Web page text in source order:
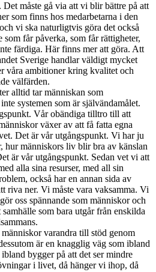
måste gå via att vi blir bättre på att
som finns hos medarbetarna i den
vi ska naturligtvis göra det också
som får påverka, som får rättigheter,
färdiga. Här finns mer att göra. Att
Sverige handlar väldigt mycket
våra ambitioner kring kvalitet och
välfärden.
alltid tar människan som
systemen som är självändamålet.
Vår obändiga tilltro till att
växer av att få fatta egna
Det är vår utgångspunkt. Vi har ju
hur människors liv blir bra av känslan
är vår utgångspunkt. Sedan vet vi att
alla sina resurser, med all sin
också har en annan sida av
riva ner. Vi måste vara vaksamma. Vi
oss spännande som människor och
som bara utgår från enskilda
varandra till stöd genom
är en knagglig väg som ibland
bygger på att det ser mindre
i livet, då hänger vi ihop, då